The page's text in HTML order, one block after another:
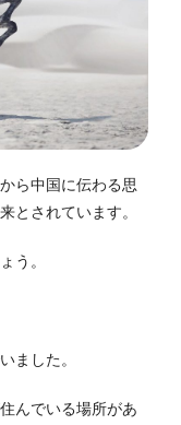
ら中国に伝わる思
とされています。
う。
ました。
んでいる場所があ